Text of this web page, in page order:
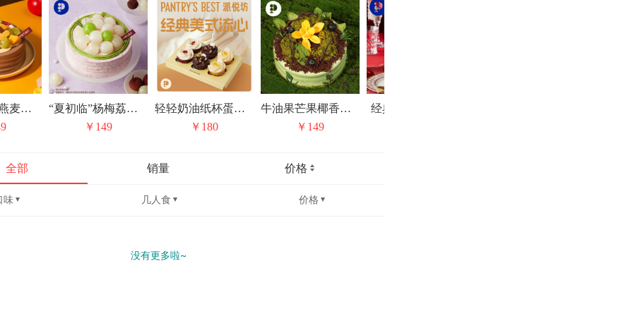
"甜梦漫游"燕麦豆乳巧克力蛋糕
“夏初临”杨梅荔枝抹茶戚风蛋糕
￥149
轻轻奶油纸杯蛋糕礼盒
￥180
牛油果芒果椰香蛋糕
￥149
经典大都会红丝绒
全部 销量 价格
味 几人食 价格
没有更多啦~